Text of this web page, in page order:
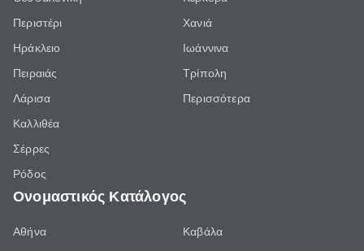
Περιστέρι
Ηράκλειο
Πειραιάς
Λάρισα
Καλλιθέα
Σέρρες
Ρόδος
Χανιά
Ιωάννινα
Τρίπολη
Περισσότερα
Ονομαστικός Κατάλογος
Αθήνα
Καβάλα